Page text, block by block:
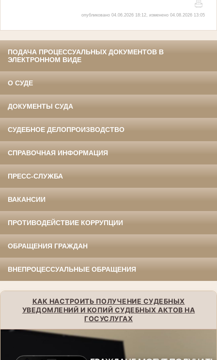
опубликовано 04.06.2026 18:12, изменено 04.08.2026 13:05
ПОДАЧА ПРОЦЕССУАЛЬНЫХ ДОКУМЕНТОВ В
ЭЛЕКТРОННОМ ВИДЕ
О СУДЕ
ДОКУМЕНТЫ СУДА
СУДЕБНОЕ ДЕЛОПРОИЗВОДСТВО
СПРАВОЧНАЯ ИНФОРМАЦИЯ
ПРЕСС-СЛУЖБА
ВАКАНСИИ
ПРОТИВОДЕЙСТВИЕ КОРРУПЦИИ
ОБРАЩЕНИЯ ГРАЖДАН
ВНЕПРОЦЕССУАЛЬНЫЕ ОБРАЩЕНИЯ
КАК НАСТРОИТЬ ПОЛУЧЕНИЕ СУДЕБНЫХ
УВЕДОМЛЕНИЙ И КОПИЙ СУДЕБНЫХ АКТОВ НА
ГОСУСЛУГАХ